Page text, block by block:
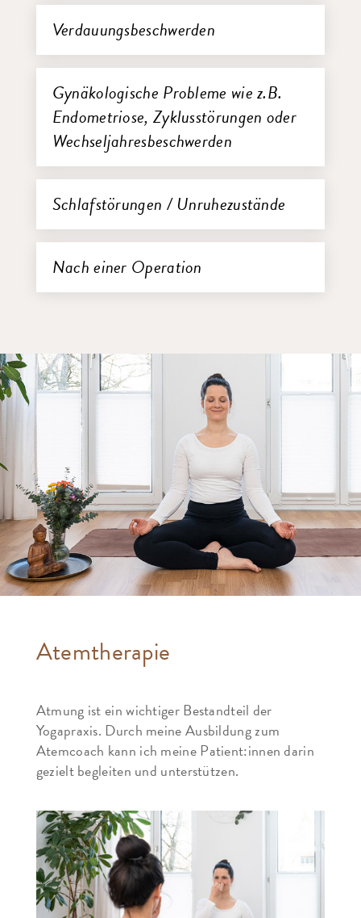
Verdauungsbeschwerden
Gynäkologische Probleme wie z.B.
Endometriose, Zyklusstörungen oder
Wechseljahresbeschwerden
Schlafstörungen / Unruhezustände
Nach einer Operation
Atemtherapie
Atmung ist ein wichtiger Bestandteil der
Yogapraxis. Durch meine Ausbildung zum
Atemcoach kann ich meine Patient:innen darin
gezielt begleiten und unterstützen.